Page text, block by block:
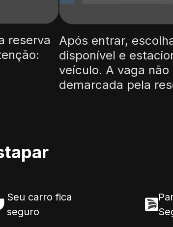
reserva
Após entrar,
disponível e
veículo. A vaga não
demarcada pela
Seu carro fica
seguro